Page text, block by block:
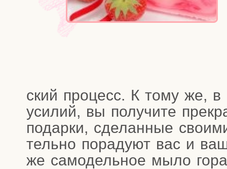
ский про­цесс. К тому же, в
уси­лий, вы полу­чи­те
подар­ки, сде­лан­ные
тель­но пора­ду­ют вас и
же само­дель­ное мыло